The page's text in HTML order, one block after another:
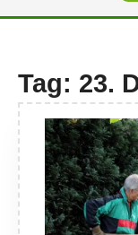
Tag: 23.